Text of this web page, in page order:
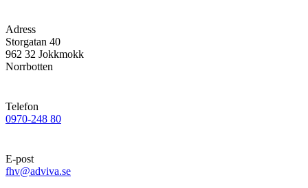
Adress
Storgatan 40
962 32 Jokkmokk
Norrbotten
Telefon
0970-248 80
E-post
fhv@adviva.se